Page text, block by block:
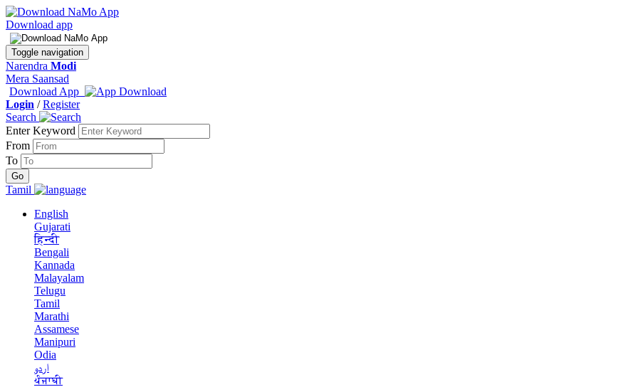
Download app
Toggle navigation
Narendra Modi
Mera Saansad
Download App
Login /Register
Search
Enter Keyword
From
To
Tamil
English
Gujarati
हिन्दी
Bengali
Kannada
Malayalam
Telugu
Tamil
Marathi
Assamese
Manipuri
Odia
اردو
ਪੰਜਾਬੀ